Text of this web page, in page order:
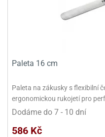
Paleta 16 cm
Paleta na zákusky s flexibilní
ergonomickou rukojetí pro
Dodáme do 7 - 10 dní
586 Kč